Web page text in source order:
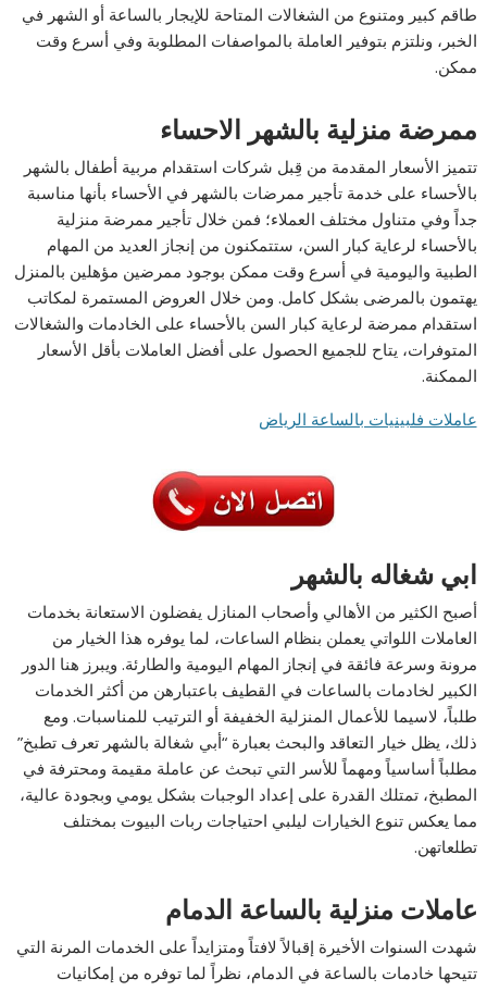
طاقم كبير ومتنوع من الشغالات المتاحة للإيجار بالساعة أو الشهر في
الخبر، ونلتزم بتوفير العاملة بالمواصفات المطلوبة وفي أسرع وقت
ممكن.
ممرضة منزلية بالشهر الاحساء
تتميز الأسعار المقدمة من قِبل شركات استقدام مربية أطفال بالشهر
بالأحساء على خدمة تأجير ممرضات بالشهر في الأحساء بأنها مناسبة
جداً وفي متناول مختلف العملاء؛ فمن خلال تأجير ممرضة منزلية
بالأحساء لرعاية كبار السن، ستتمكنون من إنجاز العديد من المهام
الطبية واليومية في أسرع وقت ممكن بوجود ممرضين مؤهلين بالمنزل
يهتمون بالمرضى بشكل كامل. ومن خلال العروض المستمرة لمكاتب
استقدام ممرضة لرعاية كبار السن بالأحساء على الخادمات والشغالات
المتوفرات، يتاح للجميع الحصول على أفضل العاملات بأقل الأسعار
الممكنة.
عاملات فلبينيات بالساعة الرياض
ابي شغاله بالشهر
أصبح الكثير من الأهالي وأصحاب المنازل يفضلون الاستعانة بخدمات
العاملات اللواتي يعملن بنظام الساعات، لما يوفره هذا الخيار من
مرونة وسرعة فائقة في إنجاز المهام اليومية والطارئة. ويبرز هنا الدور
الكبير لخادمات بالساعات في القطيف باعتبارهن من أكثر الخدمات
طلباً، لاسيما للأعمال المنزلية الخفيفة أو الترتيب للمناسبات. ومع
ذلك، يظل خيار التعاقد والبحث بعبارة “أبي شغالة بالشهر تعرف تطبخ”
مطلباً أساسياً ومهماً للأسر التي تبحث عن عاملة مقيمة ومحترفة في
المطبخ، تمتلك القدرة على إعداد الوجبات بشكل يومي وبجودة عالية،
مما يعكس تنوع الخيارات ليلبي احتياجات ربات البيوت بمختلف
تطلعاتهن.
عاملات منزلية بالساعة الدمام
شهدت السنوات الأخيرة إقبالاً لافتاً ومتزايداً على الخدمات المرنة التي
تتيحها خادمات بالساعة في الدمام، نظراً لما توفره من إمكانيات